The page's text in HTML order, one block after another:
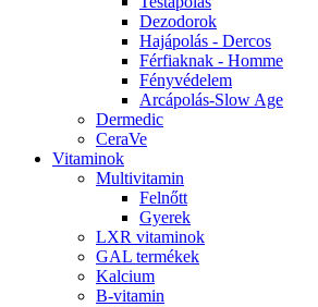
Dezodorok
Hajápolás - Dercos
Férfiaknak - Homme
Fényvédelem
Arcápolás-Slow Age
Dermedic
CeraVe
Vitaminok
Multivitamin
Felnőtt
Gyerek
LXR vitaminok
GAL termékek
Kalcium
B-vitamin